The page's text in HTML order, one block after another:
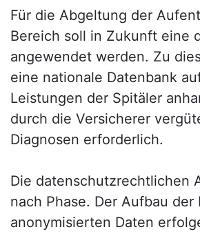
Für die Abgeltung der
Bereich soll in Zukunft eine
angewendet werden. Zu
eine nationale Datenbank
Leistungen der Spitäler
durch die Versicherer
Diagnosen erforderlich.
Die datenschutzrechtlichen
nach Phase. Der Aufbau
anonymisierten Daten